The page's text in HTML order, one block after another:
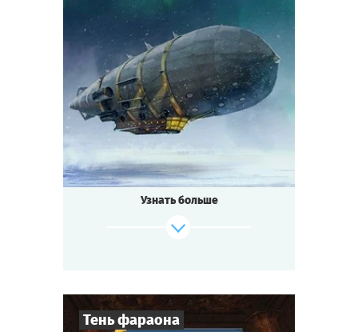
Cыграть Смотреть сценарий
7-10
Время игры ч.
Тематика Стимпанк
Тип квеста Мини-квестория
Узнать больше
Тень фараона